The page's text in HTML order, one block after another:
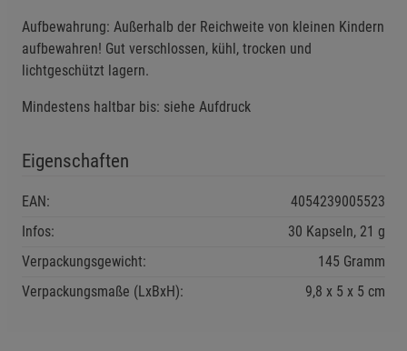
Aufbewahrung: Außerhalb der Reichweite von kleinen Kindern
aufbewahren! Gut verschlossen, kühl, trocken und
lichtgeschützt lagern.
Mindestens haltbar bis: siehe Aufdruck
Eigenschaften
EAN:
4054239005523
Infos:
30 Kapseln, 21 g
Verpackungsgewicht:
145 Gramm
Verpackungsmaße (LxBxH):
9,8 5 5 cm
Statistik Cookies (2) Statistik Cookies
Beschreibung Statistik Cookies
Beschreibung Marketing Cookies
Datenschutzerklärung Impressum